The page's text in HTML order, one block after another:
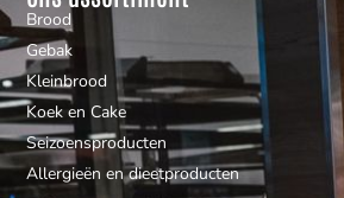
Brood
Gebak
Kleinbrood
Koek en Cake
Seizoensproducten
Allergieën en dieetproducten